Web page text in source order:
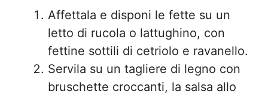
Affettala e disponi le fette su un
letto di rucola o lattughino, con
fettine sottili di cetriolo e ravanello.
Servila su un tagliere di legno con
bruschette croccanti, la salsa allo